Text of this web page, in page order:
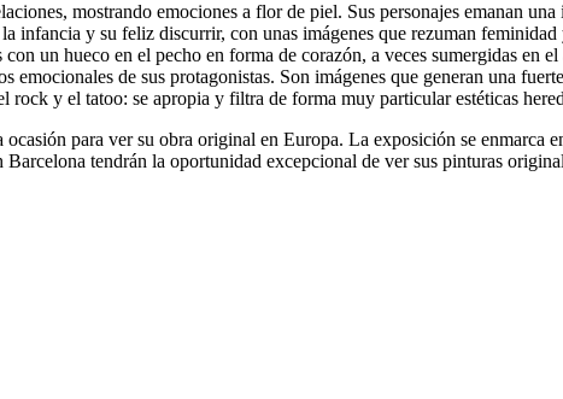
mostrando emociones a flor de piel. Sus personajes emanan
infancia y su feliz discurrir, con unas imágenes que rezuman
un hueco en el pecho en forma de corazón, a veces sumergidas en
de sus protagonistas. Son imágenes que generan una
y el tatoo: se apropia y filtra de forma muy particular estéticas
para ver su obra original en Europa. La exposición se enmarca
tendrán la oportunidad excepcional de ver sus pinturas